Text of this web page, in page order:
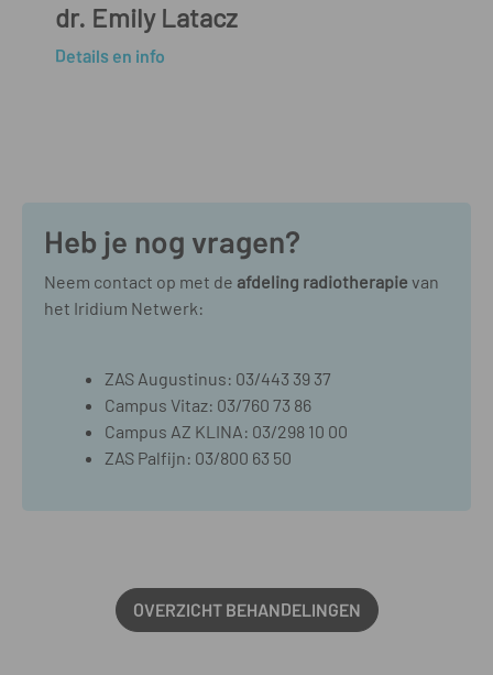
dr. Emily Latacz
Details en info
Heb je nog vragen?
Neem contact op met de afdeling radiotherapie van
het Iridium Netwerk:
ZAS Augustinus: 03/443 39 37
Campus Vitaz: 03/760 73 86
Campus AZ KLINA: 03/298 10 00
ZAS Palfijn: 03/800 63 50
OVERZICHT BEHANDELINGEN